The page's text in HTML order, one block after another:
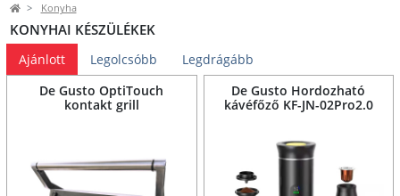
Konyha
KONYHAI KÉSZÜLÉKEK
Ajánlott Legolcsóbb
Legdrágább
De Gusto OptiTouch
kontakt grill
De Gusto Hordozható
kávéfőző KF-JN-02Pro2.0